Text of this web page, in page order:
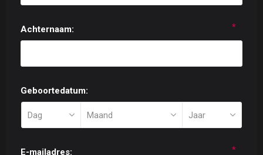
Achternaam: *
Geboortedatum:
E-mailadres: *